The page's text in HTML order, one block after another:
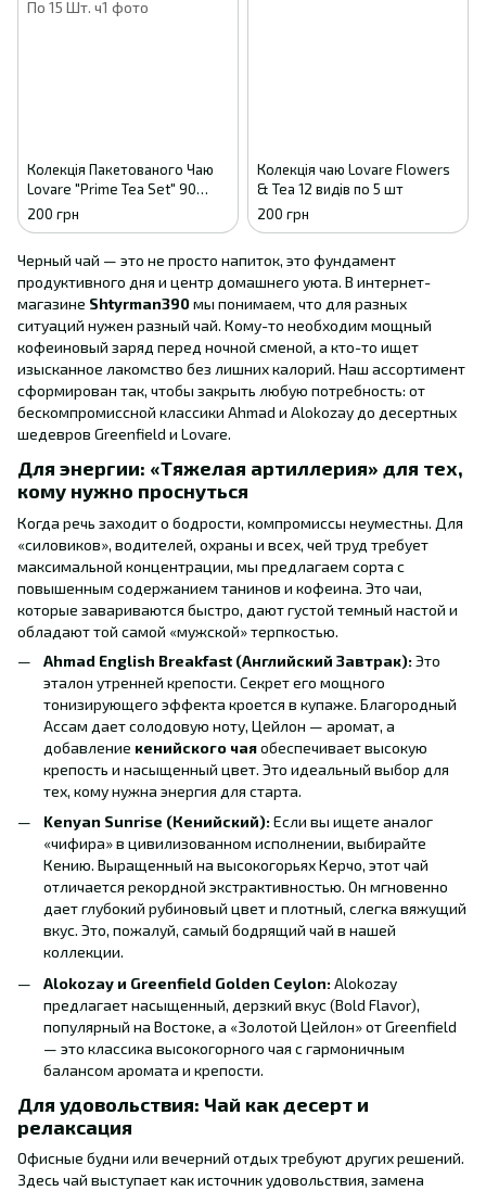
Колекція Пакетованого Чаю
Lovare "Prime Tea Set" 90
Пакетів Асорті - 6 Видів По 15
Шт.
200 грн
Колекція чаю Lovare Flowers
& Tea 12 видів по 5 шт
200 грн
Черный чай — это не просто напиток, это фундамент
продуктивного дня и центр домашнего уюта. В интернет-
магазине Shtyrman390мы понимаем, что для разных
ситуаций нужен разный чай. Кому-то необходим мощный
кофеиновый заряд перед ночной сменой, а кто-то ищет
изысканное лакомство без лишних калорий. Наш ассортимент
сформирован так, чтобы закрыть любую потребность: от
бескомпромиссной классики Ahmad и Alokozay до десертных
шедевров Greenfield и Lovare.
Для энергии: «Тяжелая артиллерия» для тех,
кому нужно проснуться
Когда речь заходит о бодрости, компромиссы неуместны. Для
«силовиков», водителей, охраны и всех, чей труд требует
максимальной концентрации, мы предлагаем сорта с
повышенным содержанием танинов и кофеина. Это чаи,
которые завариваются быстро, дают густой темный настой и
обладают той самой «мужской» терпкостью.
Ahmad English Breakfast (Английский Завтрак):Это
эталон утренней крепости. Секрет его мощного
тонизирующего эффекта кроется в купаже. Благородный
Ассам дает солодовую ноту, Цейлон — аромат, а
добавление кенийского чаяобеспечивает высокую
крепость и насыщенный цвет. Это идеальный выбор для
тех, кому нужна энергия для старта.
Kenyan Sunrise (Кенийский):Если вы ищете аналог
«чифира» в цивилизованном исполнении, выбирайте
Кению. Выращенный на высокогорьях Керчо, этот чай
отличается рекордной экстрактивностью. Он мгновенно
дает глубокий рубиновый цвет и плотный, слегка вяжущий
вкус. Это, пожалуй, самый бодрящий чай в нашей
коллекции.
Alokozay и Greenfield Golden Ceylon:Alokozay
предлагает насыщенный, дерзкий вкус (Bold Flavor),
популярный на Востоке, а «Золотой Цейлон» от Greenfield
— это классика высокогорного чая с гармоничным
балансом аромата и крепости.
Для удовольствия: Чай как десерт и
релаксация
Офисные будни или вечерний отдых требуют других решений.
Здесь чай выступает как источник удовольствия, замена